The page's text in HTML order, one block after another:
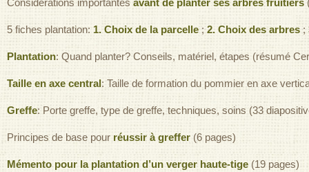
Considérations importantes avant de planter ses arbres fruitiers
5 fiches plantation: 1. Choix de la parcelle ;2. Choix des arbres;
Plantation: Quand planter? Conseils, matériel, étapes (résumé
Taille en axe central: Taille de formation du pommier en axe
Greffe: Porte greffe, type de greffe, techniques, soins (33
Principes de base pour réussir à greffer (6 pages)
Mémento pour la plantation d’un verger haute-tige (19 pages)